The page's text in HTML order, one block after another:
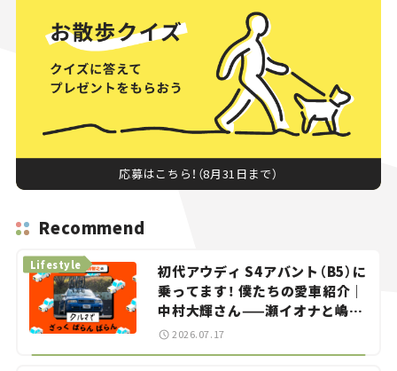
応募はこちら！（8月31日まで）
Recommend
初代アウディ S4アバント（B5）に
乗ってます！ 僕たちの愛車紹介｜
中村大輝さん——瀬イオナと嶋田
智之の「クルマでざっくばらんば
Lifestyle
2026.07.17